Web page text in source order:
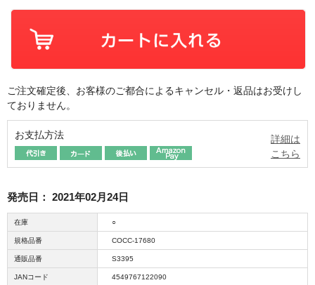
ご注文確定後、お客様のご都合によるキャンセル・返品はお受けし
ておりません。
お支払方法
詳細は
こちら
発売日： 2021年02月24日
在庫 ○
規格品番 COCC-17680
通販品番 S3395
JANコード 4549767122090